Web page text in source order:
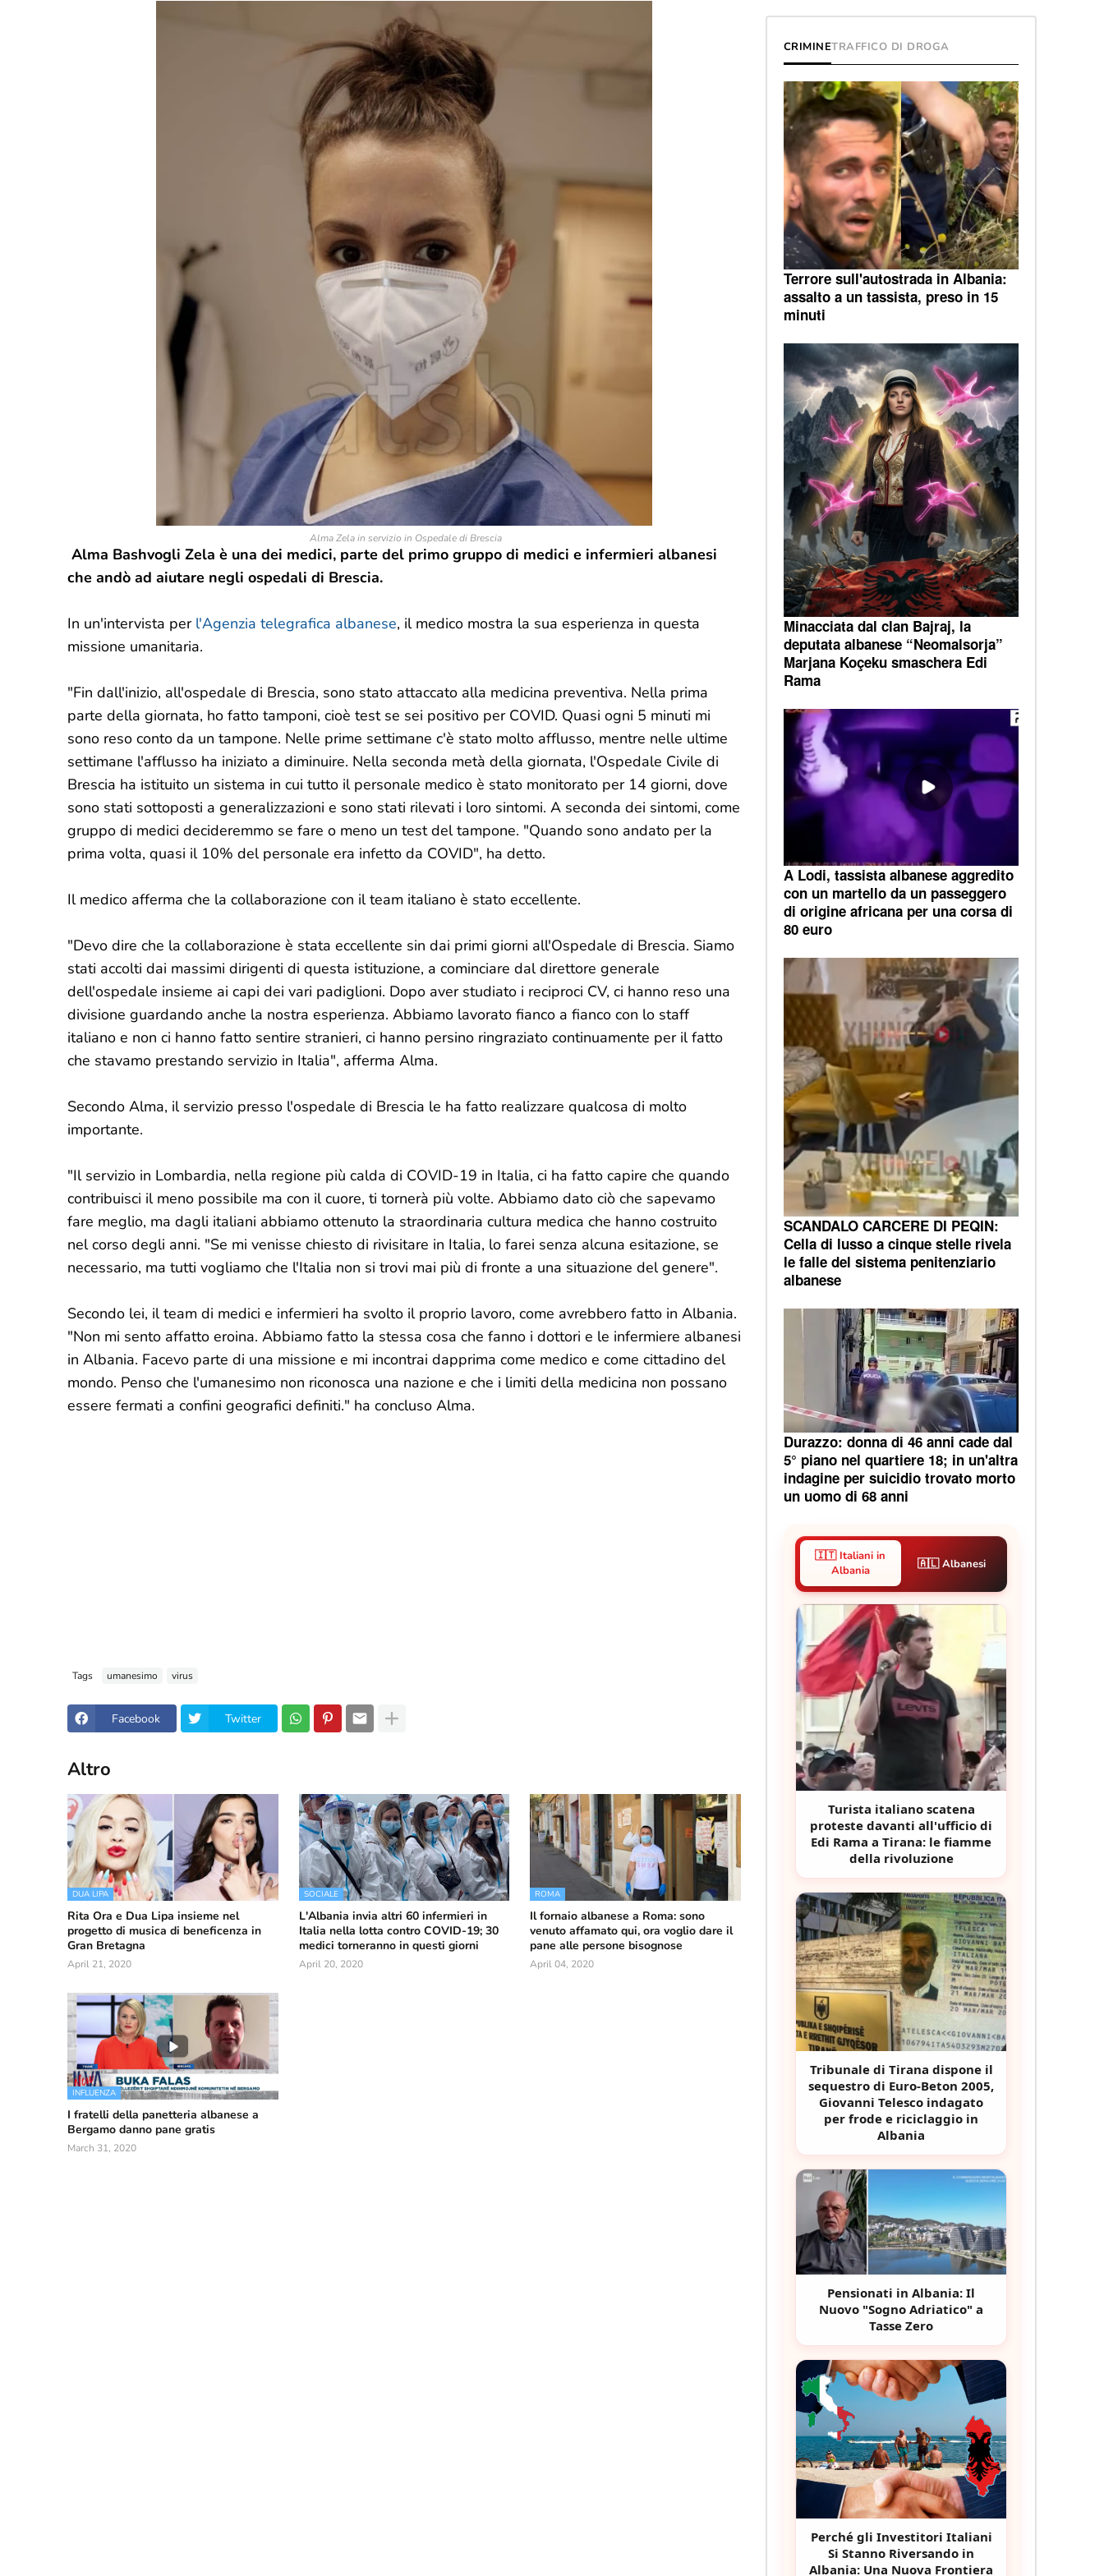
Alma Zela in servizio in Ospedale di Brescia
Alma Bashvogli Zela è una dei medici, parte del primo gruppo di medici e infermieri albanesi
che andò ad aiutare negli ospedali di Brescia.
In un'intervista per l'Agenzia telegrafica albanese, il medico mostra la sua esperienza in questa
missione umanitaria.
"Fin dall'inizio, all'ospedale di Brescia, sono stato attaccato alla medicina preventiva. Nella prima
parte della giornata, ho fatto tamponi, cioè test se sei positivo per COVID. Quasi ogni 5 minuti mi
sono reso conto da un tampone. Nelle prime settimane c'è stato molto afflusso, mentre nelle ultime
settimane l'afflusso ha iniziato a diminuire. Nella seconda metà della giornata, l'Ospedale Civile di
Brescia ha istituito un sistema in cui tutto il personale medico è stato monitorato per 14 giorni, dove
sono stati sottoposti a generalizzazioni e sono stati rilevati i loro sintomi. A seconda dei sintomi, come
gruppo di medici decideremmo se fare o meno un test del tampone. "Quando sono andato per la
prima volta, quasi il 10% del personale era infetto da COVID", ha detto.
Il medico afferma che la collaborazione con il team italiano è stato eccellente.
"Devo dire che la collaborazione è stata eccellente sin dai primi giorni all'Ospedale di Brescia. Siamo
stati accolti dai massimi dirigenti di questa istituzione, a cominciare dal direttore generale
dell'ospedale insieme ai capi dei vari padiglioni. Dopo aver studiato i reciproci CV, ci hanno reso una
divisione guardando anche la nostra esperienza. Abbiamo lavorato fianco a fianco con lo staff
italiano e non ci hanno fatto sentire stranieri, ci hanno persino ringraziato continuamente per il fatto
che stavamo prestando servizio in Italia", afferma Alma.
Secondo Alma, il servizio presso l'ospedale di Brescia le ha fatto realizzare qualcosa di molto
importante.
"Il servizio in Lombardia, nella regione più calda di COVID-19 in Italia, ci ha fatto capire che quando
contribuisci il meno possibile ma con il cuore, ti tornerà più volte. Abbiamo dato ciò che sapevamo
fare meglio, ma dagli italiani abbiamo ottenuto la straordinaria cultura medica che hanno costruito
nel corso degli anni. "Se mi venisse chiesto di rivisitare in Italia, lo farei senza alcuna esitazione, se
necessario, ma tutti vogliamo che l'Italia non si trovi mai più di fronte a una situazione del genere".
Secondo lei, il team di medici e infermieri ha svolto il proprio lavoro, come avrebbero fatto in Albania.
"Non mi sento affatto eroina. Abbiamo fatto la stessa cosa che fanno i dottori e le infermiere albanesi
in Albania. Facevo parte di una missione e mi incontrai dapprima come medico e come cittadino del
mondo. Penso che l'umanesimo non riconosca una nazione e che i limiti della medicina non possano
essere fermati a confini geografici definiti." ha concluso Alma.
Tags umanesimo virus
Facebook Twitter
Altro
DUA LIPA
Rita Ora e Dua Lipa insieme nel
progetto di musica di beneficenza in
Gran Bretagna
April 21, 2020
SOCIALE
L'Albania invia altri 60 infermieri in
Italia nella lotta contro COVID-19; 30
medici torneranno in questi giorni
April 20, 2020
ROMA
Il fornaio albanese a Roma: sono
venuto affamato qui, ora voglio dare il
pane alle persone bisognose
April 04, 2020
INFLUENZA
I fratelli della panetteria albanese a
Bergamo danno pane gratis
March 31, 2020
CRIMINETRAFFICO DI DROGA
Terrore sull'autostrada in Albania:
assalto a un tassista, preso in 15
minuti
Minacciata dal clan Bajraj, la
deputata albanese “Neomalsorja”
Marjana Koçeku smaschera Edi
Rama
A Lodi, tassista albanese aggredito
con un martello da un passeggero
di origine africana per una corsa di
80 euro
SCANDALO CARCERE DI PEQIN:
Cella di lusso a cinque stelle rivela
le falle del sistema penitenziario
albanese
Durazzo: donna di 46 anni cade dal
5° piano nel quartiere 18; in un'altra
indagine per suicidio trovato morto
un uomo di 68 anni
🇮🇹 Italiani in
Albania
🇦🇱 Albanesi
Turista italiano scatena
proteste davanti all'ufficio di
Edi Rama a Tirana: le fiamme
della rivoluzione
Tribunale di Tirana dispone il
sequestro di Euro-Beton 2005,
Giovanni Telesco indagato
per frode e riciclaggio in
Albania
Pensionati in Albania: Il
Nuovo "Sogno Adriatico" a
Tasse Zero
Perché gli Investitori Italiani
Si Stanno Riversando in
Albania: Una Nuova Frontiera